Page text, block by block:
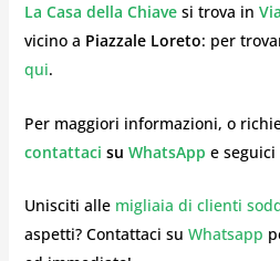
La Casa della Chiavesi trova in
vicino a Piazzale Loreto: per
qui.
Per maggiori informazioni, o
contattaci su WhatsApp e
Unisciti alle migliaia di clienti
aspetti? Contattaci su Whatsapp